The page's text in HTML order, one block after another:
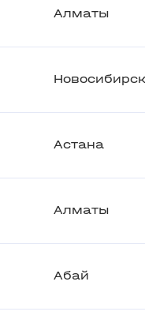
Алматы
Новосибирск
Астана
Алматы
Абай